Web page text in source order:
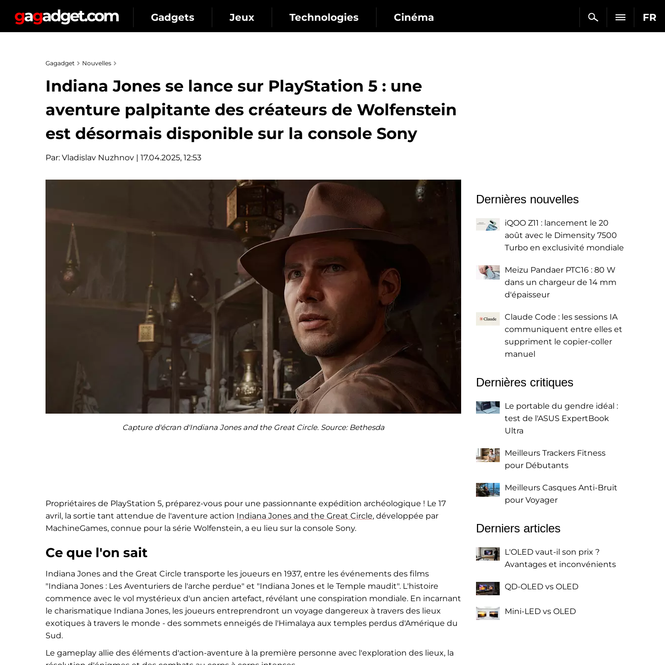
FR
Gadgets Jeux Technologies Cinéma
Gagadget Nouvelles
Indiana Jones se lance sur PlayStation 5 : une
aventure palpitante des créateurs de Wolfenstein
est désormais disponible sur la console Sony
Par: Vladislav Nuzhnov | 17.04.2025, 12:53
Capture d'écran d'Indiana Jones and the Great Circle. Source: Bethesda
Propriétaires de PlayStation 5, préparez-vous pour une passionnante expédition archéologique ! Le 17
avril, la sortie tant attendue de l'aventure action Indiana Jones and the Great Circle, développée par
MachineGames, connue pour la série Wolfenstein, a eu lieu sur la console Sony.
Ce que l'on sait
Indiana Jones and the Great Circle transporte les joueurs en 1937, entre les événements des films
"Indiana Jones : Les Aventuriers de l'arche perdue" et "Indiana Jones et le Temple maudit". L'histoire
commence avec le vol mystérieux d'un ancien artefact, révélant une conspiration mondiale. En incarnant
le charismatique Indiana Jones, les joueurs entreprendront un voyage dangereux à travers des lieux
exotiques à travers le monde - des sommets enneigés de l'Himalaya aux temples perdus d'Amérique du
Sud.
Le gameplay allie des éléments d'action-aventure à la première personne avec l'exploration des lieux, la
Dernières nouvelles
iQOO Z11 : lancement le 20
août avec le Dimensity 7500
Turbo en exclusivité mondiale
Meizu Pandaer PTC16 : 80 W
dans un chargeur de 14 mm
d'épaisseur
Claude Code : les sessions IA
communiquent entre elles et
suppriment le copier-coller
manuel
Dernières critiques
Le portable du gendre idéal :
test de l'ASUS ExpertBook
Ultra
Meilleurs Trackers Fitness
pour Débutants
Meilleurs Casques Anti-Bruit
pour Voyager
Derniers articles
L'OLED vaut-il son prix ?
Avantages et inconvénients
QD-OLED vs OLED
Mini-LED vs OLED